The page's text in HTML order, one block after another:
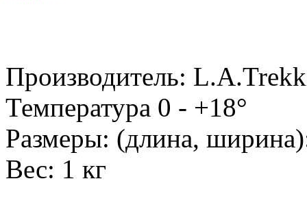
Производитель:
Температура 0 - +18°
Размеры: (длина,
Вес: 1 кг